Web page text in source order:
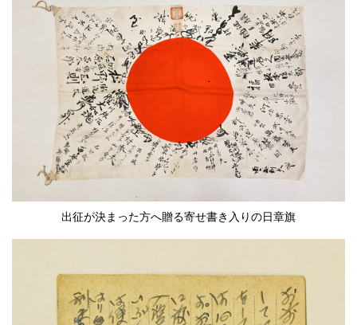
出征が決まった方へ贈る寄せ書き入りの日章旗